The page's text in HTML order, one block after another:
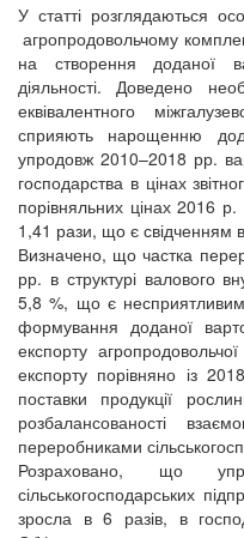
У статті розглядаються
агропродовольчому
на створення доданої
діяльності. Доведено
еквівалентного
сприяють нарощенню
упродовж 2010–2018 рр.
господарства в цінах
порівняльних цінах 2016
1,41 рази, що є свідченням
Визначено, що частка
рр. в структурі валового
5,8 %, що є
формування доданої
експорту
експорту порівняно із
поставки продукції
розбалансованості
переробниками
Розраховано, що
сільськогосподарських
зросла в 6 разів, в